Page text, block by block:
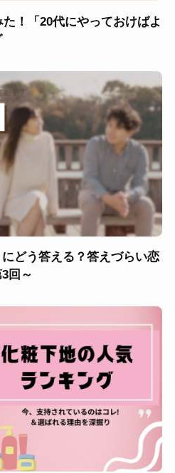
！「20代にやっておけばよ
にどう答える？答えづらい恋
回～